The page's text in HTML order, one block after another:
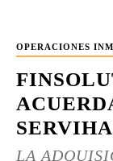
OPERACIONES
LA